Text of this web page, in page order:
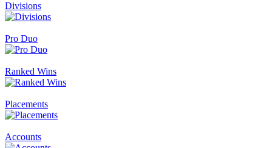
Divisions
Pro Duo
Ranked Wins
Placements
Accounts